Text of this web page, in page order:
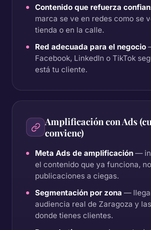
Contenido que refuerza
marca se ve en redes como se
tienda o en la calle.
Red adecuada para el negocio
Facebook, LinkedIn o TikTok
está tu cliente.
Amplificación con Ads
conviene)
Meta Ads de amplificación —
el contenido que ya funciona,
publicaciones a ciegas.
Segmentación por zona —
audiencia real de Zaragoza y
donde tienes clientes.